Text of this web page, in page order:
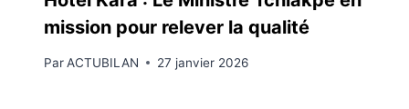
mission pour relever la qualité
ParACTUBILAN 27 janvier 2026